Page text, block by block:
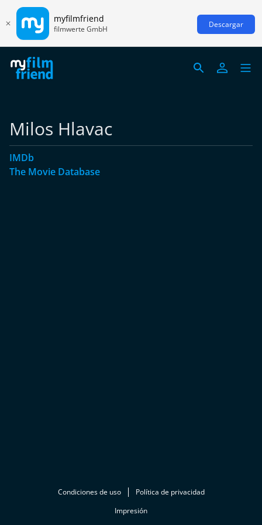
myfilmfriend
filmwerte GmbH Descargar
Milos Hlavac
IMDb
The Movie Database
Condiciones de uso
Política de privacidad
Impresión